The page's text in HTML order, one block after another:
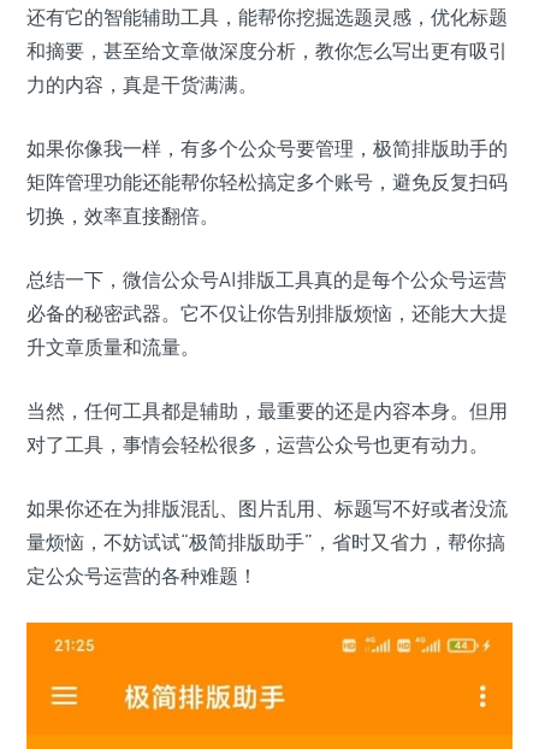
还有它的智能辅助工具，能帮你挖掘选题灵感，优化标题
和摘要，甚至给文章做深度分析，教你怎么写出更有吸引
力的内容，真是干货满满。
如果你像我一样，有多个公众号要管理，极简排版助手的
矩阵管理功能还能帮你轻松搞定多个账号，避免反复扫码
切换，效率直接翻倍。
总结一下，微信公众号AI排版工具真的是每个公众号运营
必备的秘密武器。它不仅让你告别排版烦恼，还能大大提
升文章质量和流量。
当然，任何工具都是辅助，最重要的还是内容本身。但用
对了工具，事情会轻松很多，运营公众号也更有动力。
如果你还在为排版混乱、图片乱用、标题写不好或者没流
量烦恼，不妨试试“极简排版助手”，省时又省力，帮你搞
定公众号运营的各种难题！